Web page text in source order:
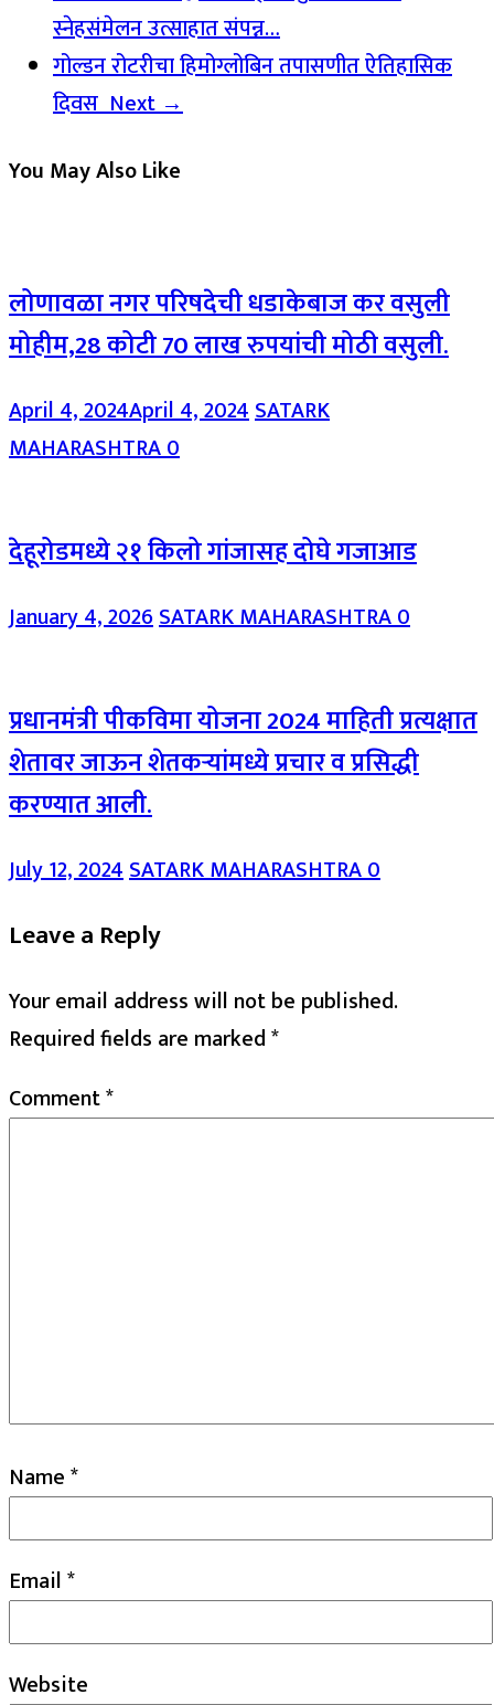
स्नेहसंमेलन उत्साहात संपन्न…
गोल्डन रोटरीचा हिमोग्लोबिन तपासणीत ऐतिहासिक
दिवसNext →
You May Also Like
लोणावळा नगर परिषदेची धडाकेबाज कर वसुली
मोहीम,28 कोटी 70 लाख रुपयांची मोठी वसुली.
April 4, 2024April 4, 2024SATARK
MAHARASHTRA0
देहूरोडमध्ये २१ किलो गांजासह दोघे गजाआड
January 4, 2026SATARK MAHARASHTRA0
प्रधानमंत्री पीकविमा योजना 2024 माहिती प्रत्यक्षात
शेतावर जाऊन शेतकऱ्यांमध्ये प्रचार व प्रसिद्धी
करण्यात आली.
July 12, 2024SATARK MAHARASHTRA0
Leave a Reply
Your email address will not be published.
Required fields are marked*
Comment*
Name*
Email*
Website